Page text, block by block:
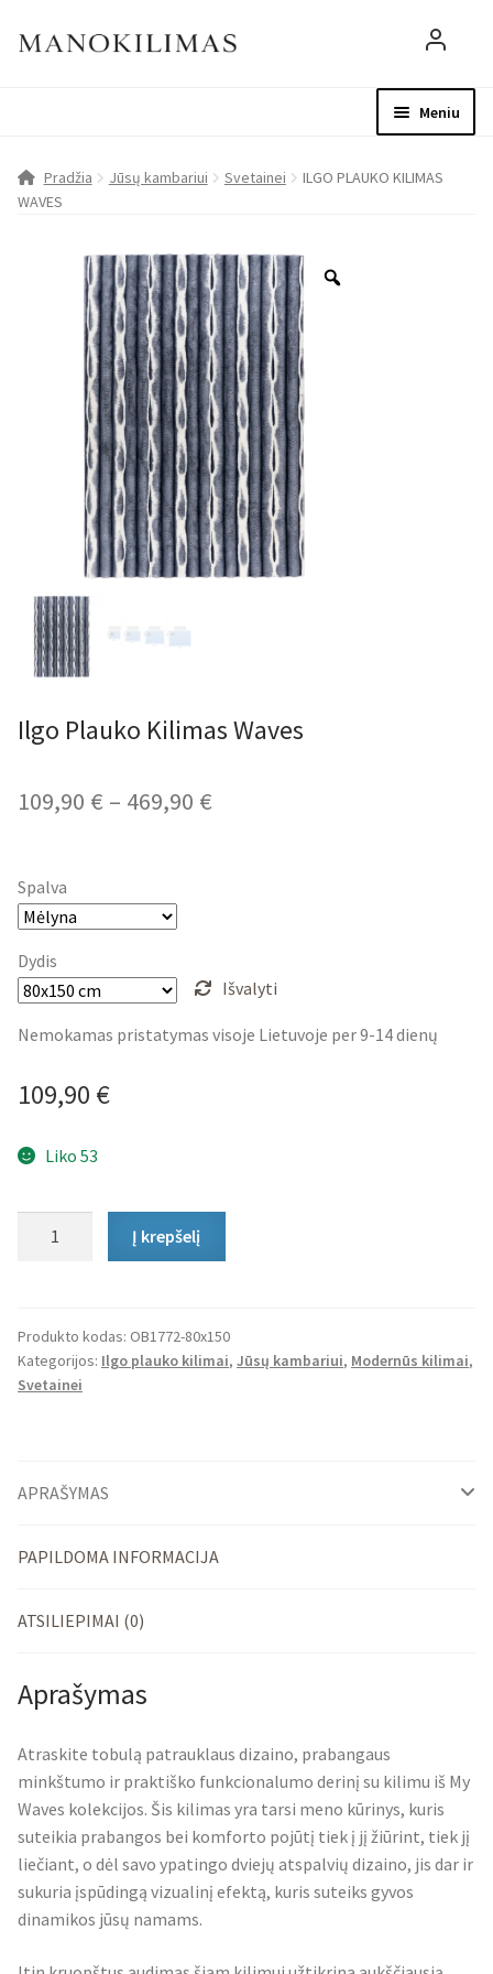
Meniu
Patarimai
Pradžia Jūsų kambariui Svetainei
ILGO PLAUKO KILIMAS
WAVES
Ilgo Plauko Kilimas Waves
109,90 € – 469,90 €
Spalva
Dydis
Išvalyti
Nemokamas pristatymas visoje Lietuvoje per 9-14 dienų
109,90 €
Liko 53
Kilimas
Waves
Į krepšelį
Produkto kodas: OB1772-80x150
Kategorijos: Ilgo plauko kilimai, Jūsų kambariui, Modernūs kilimai,
Svetainei
APRAŠYMAS
PAPILDOMA INFORMACIJA
ATSILIEPIMAI (0)
Aprašymas
Atraskite tobulą patrauklaus dizaino, prabangaus
minkštumo ir praktiško funkcionalumo derinį su kilimu iš My
Waves kolekcijos. Šis kilimas yra tarsi meno kūrinys, kuris
suteikia prabangos bei komforto pojūtį tiek į jį žiūrint, tiek jį
liečiant, o dėl savo ypatingo dviejų atspalvių dizaino, jis dar ir
sukuria įspūdingą vizualinį efektą, kuris suteiks gyvos
dinamikos jūsų namams.